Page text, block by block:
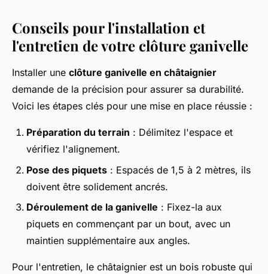
Conseils pour l'installation et
l'entretien de votre clôture ganivelle
Installer une clôture ganivelle en châtaignier
demande de la précision pour assurer sa durabilité.
Voici les étapes clés pour une mise en place réussie :
Préparation du terrain : Délimitez l'espace et
vérifiez l'alignement.
Pose des piquets : Espacés de 1,5 à 2 mètres, ils
doivent être solidement ancrés.
Déroulement de la ganivelle : Fixez-la aux
piquets en commençant par un bout, avec un
maintien supplémentaire aux angles.
Pour l'entretien, le châtaignier est un bois robuste qui